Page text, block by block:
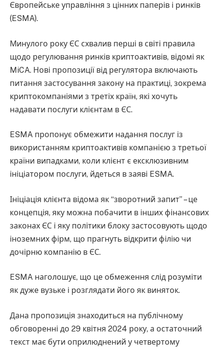
Європейське управління з цінних паперів і ринків
(ESMA).
Минулого року ЄС схвалив перші в світі правила
щодо регулювання ринків криптоактивів, відомі як
MiCA. Нові пропозиції від регулятора включають
питання застосування закону на практиці, зокрема
криптокомпаніями з третіх країн, які хочуть
надавати послуги клієнтам в ЄС.
ESMA пропонує обмежити надання послуг із
використанням криптоактивів компанією з третьої
країни випадками, коли клієнт є ексклюзивним
ініціатором послуги, йдеться в заяві ESMA.
Ініціація клієнта відома як “зворотний запит” – це
концепція, яку можна побачити в інших фінансових
законах ЄС і яку політики блоку застосовують щодо
іноземних фірм, що прагнуть відкрити філію чи
дочірню компанію в ЄС.
ESMA наголошує, що це обмеження слід розуміти
як дуже вузьке і розглядати його як виняток.
Дана пропозиція знаходиться на публічному
обговоренні до 29 квітня 2024 року, а остаточний
текст має бути оприлюднений у четвертому